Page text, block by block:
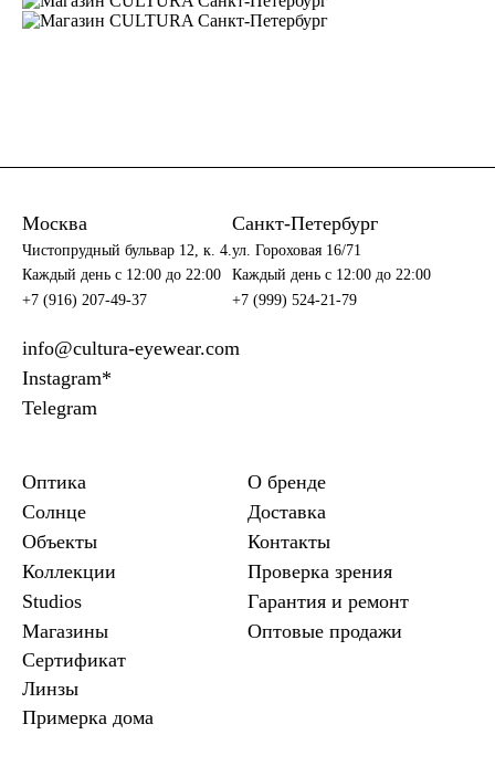
Москва
Чистопрудный бульвар 12, к. 4.
Каждый день c 12:00 до 22:00
+7 (916) 207-49-37
Санкт-Петербург
ул. Гороховая 16/71
Каждый день c 12:00 до 22:00
+7 (999) 524-21-79
info@cultura-eyewear.com
Instagram*
Telegram
Оптика
Солнце
Объекты
Коллекции
Studios
Магазины
Сертификат
Линзы
Примерка дома
О бренде
Доставка
Контакты
Проверка зрения
Гарантия и ремонт
Оптовые продажи